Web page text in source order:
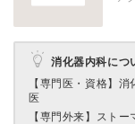
消化器内科につ
【専門医・資格】 消
医
【専門外来】 ストー